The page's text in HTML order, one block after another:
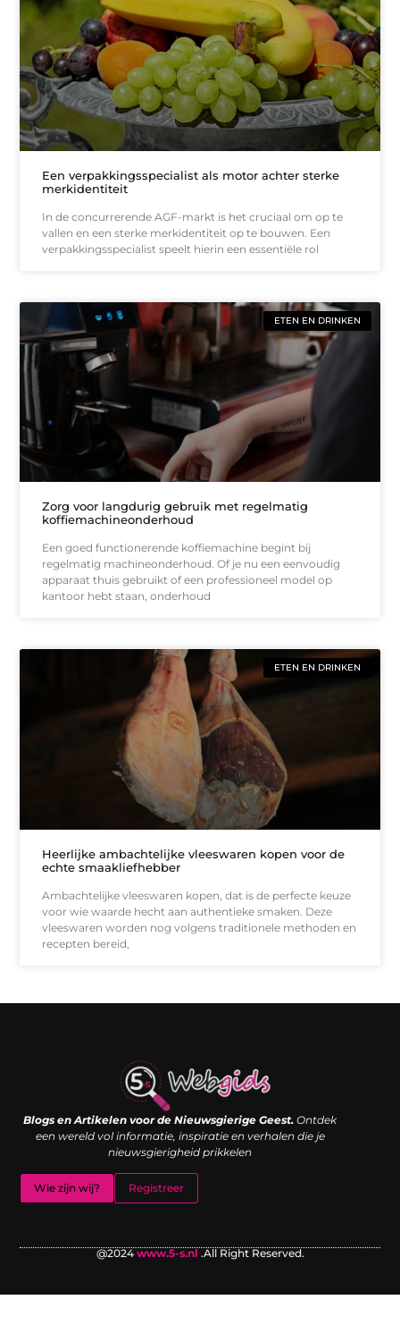
Een verpakkingsspecialist als motor achter sterke
merkidentiteit
In de concurrerende AGF-markt is het cruciaal om op te
vallen en een sterke merkidentiteit op te bouwen. Een
verpakkingsspecialist speelt hierin een essentiële rol
ETEN EN DRINKEN
Zorg voor langdurig gebruik met regelmatig
koffiemachineonderhoud
Een goed functionerende koffiemachine begint bij
regelmatig machineonderhoud. Of je nu een eenvoudig
apparaat thuis gebruikt of een professioneel model op
kantoor hebt staan, onderhoud
ETEN EN DRINKEN
Heerlijke ambachtelijke vleeswaren kopen voor de
echte smaakliefhebber
Ambachtelijke vleeswaren kopen, dat is de perfecte keuze
voor wie waarde hecht aan authentieke smaken. Deze
vleeswaren worden nog volgens traditionele methoden en
recepten bereid,
Blogs en Artikelen voor de Nieuwsgierige Geest. Ontdek
een wereld vol informatie, inspiratie en verhalen die je
nieuwsgierigheid prikkelen
Wie zijn wij? Registreer
@2024www.5-s.nl .All Right Reserved.